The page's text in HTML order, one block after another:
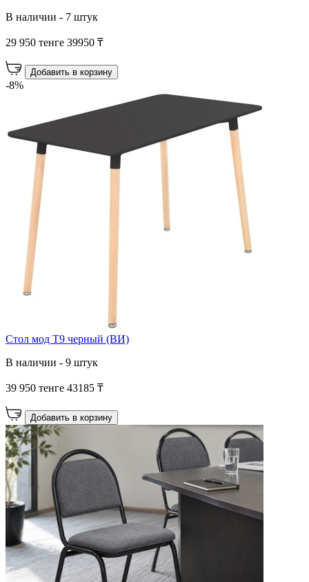
В наличии - 7 штук
29 950 тенге 39950 ₸
Добавить в корзину
-8%
Стол мод T9 черный (ВИ)
В наличии - 9 штук
39 950 тенге 43185 ₸
Добавить в корзину